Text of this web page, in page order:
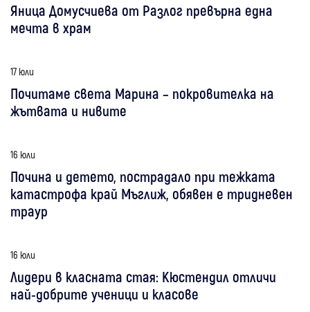
Яница Домусчиева от Разлог превърна една
мечта в храм
17 юли
Почитаме света Марина – покровителка на
жътвата и нивите
16 юли
Почина и детето, пострадало при тежката
катастрофа край Мъглиж, обявен е тридневен
траур
16 юли
Лидери в класната стая: Кюстендил отличи
най-добрите ученици и класове